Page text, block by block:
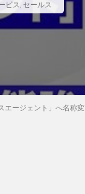
ビス, セールス
エージェント」へ名称